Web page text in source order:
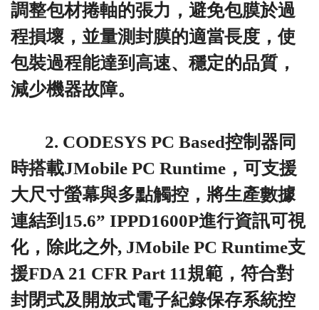
調整包材捲軸的張力，避免包膜於過
程損壞，並量測封膜的適當長度，使
包裝過程能達到高速、穩定的品質，
減少機器故障。
2. CODESYS PC Based控制器同
時搭載JMobile PC Runtime，可支援
大尺寸螢幕與多點觸控，將生產數據
連結到15.6” IPPD1600P進行資訊可視
化，除此之外, JMobile PC Runtime支
援FDA 21 CFR Part 11規範，符合對
封閉式及開放式電子紀錄保存系統控